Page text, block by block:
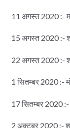
11 अगस्त 2020 :-
15 अगस्त 2020 :-
22 अगस्त 2020 :-
1 सितम्बर 2020 :-
17 सितम्बर 2020 :-
2 अक्टूबर 2020 :-